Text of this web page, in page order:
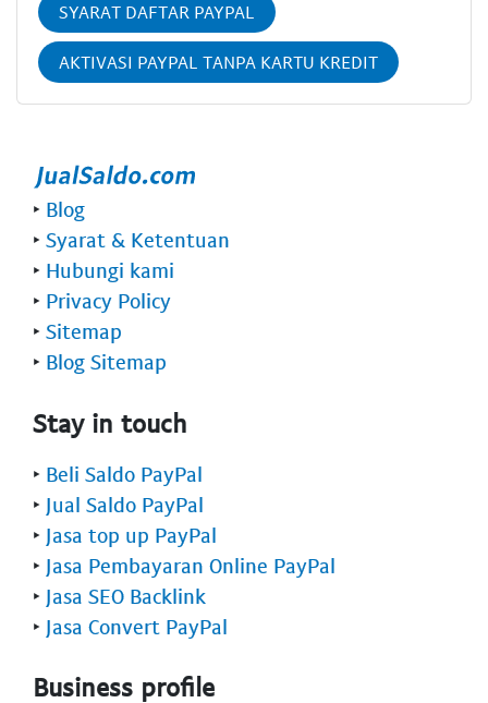
SYARAT DAFTAR PAYPAL
AKTIVASI PAYPAL TANPA KARTU KREDIT
‣ Blog
‣ Syarat & Ketentuan
‣ Hubungi kami
‣ Privacy Policy
‣ Sitemap
‣ Blog Sitemap
Stay in touch
‣ Beli Saldo PayPal
‣ Jual Saldo PayPal
‣ Jasa top up PayPal
‣ Jasa Pembayaran Online PayPal
‣ Jasa SEO Backlink
‣ Jasa Convert PayPal
Business profile